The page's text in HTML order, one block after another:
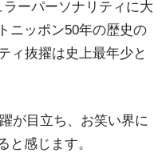
ーパーソナリティに大
ニッポン50年の歴史の
ィ抜擢は史上最年少と
が目立ち、お笑い界に
と感じます。